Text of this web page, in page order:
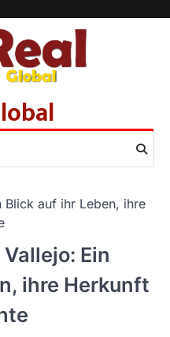
Blick auf ihr Leben, ihre
Ein
ihre Herkunft